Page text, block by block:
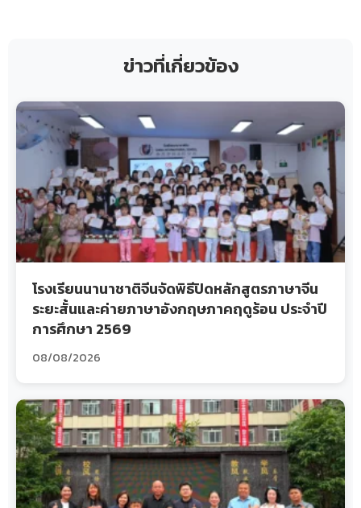
ข่าวที่เกี่ยวข้อง
โรงเรียนนานาชาติจีนจัดพิธีปิดหลักสูตรภาษาจีน
ระยะสั้นและค่ายภาษาอังกฤษภาคฤดูร้อน ประจำปี
การศึกษา 2569
08/08/2026